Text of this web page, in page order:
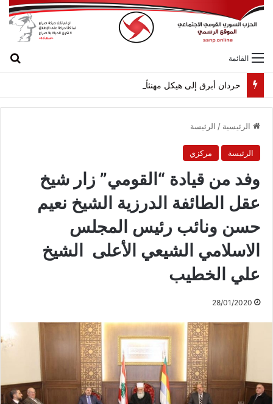
القائمة
حردان أبرق إلى هيكل مهنئاً بمناسبة عيد الجيش
الرئيسية / الرئيسة
الرئيسة مركزي
وفد من قيادة “القومي” زار شيخ
عقل الطائفة الدرزية الشيخ نعيم
حسن ونائب رئيس المجلس
الاسلامي الشيعي الأعلى الشيخ
علي الخطيب
28/01/2020